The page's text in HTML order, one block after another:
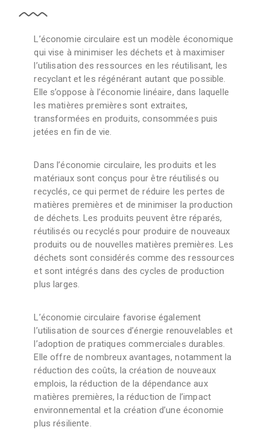
L’économie circulaire est un modèle économique
qui vise à minimiser les déchets et à maximiser
l’utilisation des ressources en les réutilisant, les
recyclant et les régénérant autant que possible.
Elle s’oppose à l’économie linéaire, dans laquelle
les matières premières sont extraites,
transformées en produits, consommées puis
jetées en fin de vie.
Dans l’économie circulaire, les produits et les
matériaux sont conçus pour être réutilisés ou
recyclés, ce qui permet de réduire les pertes de
matières premières et de minimiser la production
de déchets. Les produits peuvent être réparés,
réutilisés ou recyclés pour produire de nouveaux
produits ou de nouvelles matières premières. Les
déchets sont considérés comme des ressources
et sont intégrés dans des cycles de production
plus larges.
L’économie circulaire favorise également
l’utilisation de sources d’énergie renouvelables et
l’adoption de pratiques commerciales durables.
Elle offre de nombreux avantages, notamment la
réduction des coûts, la création de nouveaux
emplois, la réduction de la dépendance aux
matières premières, la réduction de l’impact
environnemental et la création d’une économie
plus résiliente.